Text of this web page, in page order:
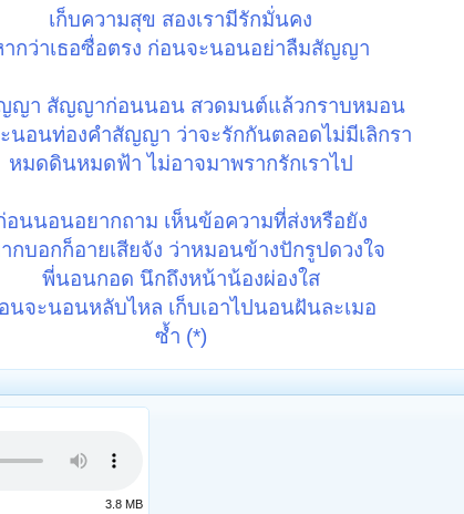
เก็บความสุข สองเรามีรักมั่นคง
ากว่าเธอซื่อตรง ก่อนจะนอนอย่าลืมสัญญา
ญา สัญญาก่อนนอน สวดมนต์แล้วกราบหมอน
นอนท่องคำสัญญา ว่าจะรักกันตลอดไม่มีเลิกรา
หมดดินหมดฟ้า ไม่อาจมาพรากรักเราไป
อนนอนอยากถาม เห็นข้อความที่ส่งหรือยัง
กบอกก็อายเสียจัง ว่าหมอนข้างปักรูปดวงใจ
พี่นอนกอด นึกถึงหน้าน้องผ่องใส
นจะนอนหลับไหล เก็บเอาไปนอนฝันละเมอ
ซ้ำ (*)
3.8 MB